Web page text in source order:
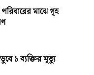
পরিবারের মাঝে গৃহ
১ ব্যক্তির মৃত্যু